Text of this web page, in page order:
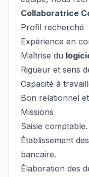
Collaboratrice
Profil recherché
Expérience en
Maîtrise du
Rigueur et sens
Capacité à
Bon relationnel
Missions
Saisie comptable.
Établissement
bancaire.
Élaboration des